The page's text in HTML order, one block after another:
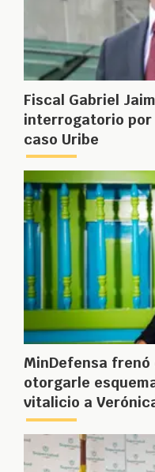
Fiscal Gabriel
interrogatorio por
caso Uribe
MinDefensa
otorgarle
vitalicio a